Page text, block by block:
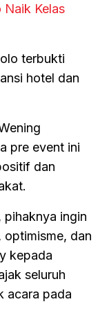
Kelas
terbukti
hotel dan
pre event ini
dan
pihaknya ingin
optimisme, dan
kepada
seluruh
acara pada